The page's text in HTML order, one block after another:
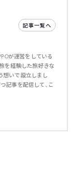
記事一覧へ
が運営をしている
を経験した旅好きな
想いで設立しまし
記事を配信して、こ